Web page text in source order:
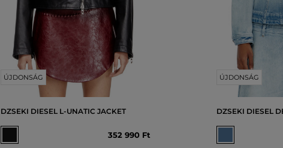
ÚJDONSÁG
DZSEKI DIESEL L-UNATIC JACKET
352 990 Ft
ÚJDONSÁG
DZSEKI DIESEL